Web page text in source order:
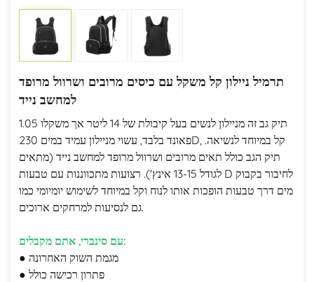
תרמיל ניילון קל משקל עם כיסים מרובים ושרוול מרופד
למחשב נייד
תיק גב זה מניילון לנשים בעל קיבולת של 14 ליטר אך משקלו 1.05
פאונד בלבד, עשוי מניילון עמיד במים 230D, קל במיוחד לנשיאה.
תיק הגב כולל תאים מרובים ושרוול מרופד למחשב נייד (מתאים
לגודל 13-15 אינץ'). רצועות מתכווננות עם טבעות D לחיבור בקבוק
מים דרך טבעות הופכות אותו לנוח וקל במיוחד לשימוש יומיומי כמו
גם לנסיעות למרחקים ארוכים.
עם סינברי, אתם מקבלים:
● מגמת השוק האחרונה
● פתרון רכישה כולל